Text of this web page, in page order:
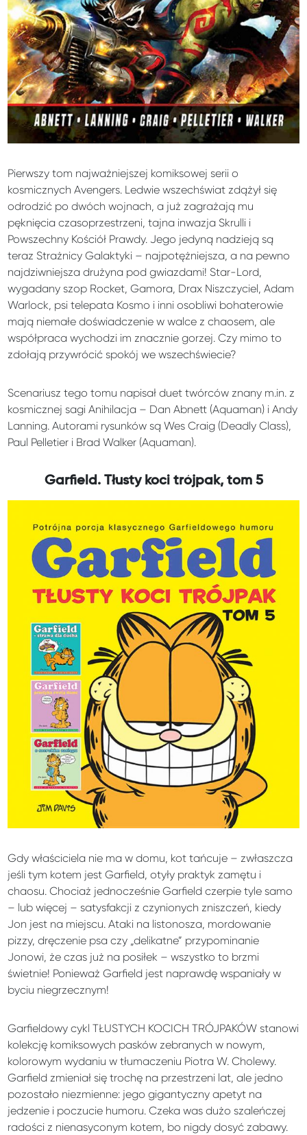
Pierwszy tom najważniejszej komiksowej serii o
kosmicznych Avengers. Ledwie wszechświat zdążył się
odrodzić po dwóch wojnach, a już zagrażają mu
pęknięcia czasoprzestrzeni, tajna inwazja Skrulli i
Powszechny Kościół Prawdy. Jego jedyną nadzieją są
teraz Strażnicy Galaktyki – najpotężniejsza, a na pewno
najdziwniejsza drużyna pod gwiazdami! Star-Lord,
wygadany szop Rocket, Gamora, Drax Niszczyciel, Adam
Warlock, psi telepata Kosmo i inni osobliwi bohaterowie
mają niemałe doświadczenie w walce z chaosem, ale
współpraca wychodzi im znacznie gorzej. Czy mimo to
zdołają przywrócić spokój we wszechświecie?
Scenariusz tego tomu napisał duet twórców znany m.in. z
kosmicznej sagi Anihilacja – Dan Abnett (Aquaman) i Andy
Lanning. Autorami rysunków są Wes Craig (Deadly Class),
Paul Pelletier i Brad Walker (Aquaman).
Garfield. Tłusty koci trójpak, tom 5
Gdy właściciela nie ma w domu, kot tańcuje – zwłaszcza
jeśli tym kotem jest Garfield, otyły praktyk zamętu i
chaosu. Chociaż jednocześnie Garfield czerpie tyle samo
– lub więcej – satysfakcji z czynionych zniszczeń, kiedy
Jon jest na miejscu. Ataki na listonosza, mordowanie
pizzy, dręczenie psa czy „delikatne” przypominanie
Jonowi, że czas już na posiłek – wszystko to brzmi
świetnie! Ponieważ Garfield jest naprawdę wspaniały w
byciu niegrzecznym!
Garfieldowy cykl TŁUSTYCH KOCICH TRÓJPAKÓW stanowi
kolekcję komiksowych pasków zebranych w nowym,
kolorowym wydaniu w tłumaczeniu Piotra W. Cholewy.
Garfield zmieniał się trochę na przestrzeni lat, ale jedno
pozostało niezmienne: jego gigantyczny apetyt na
jedzenie i poczucie humoru. Czeka was dużo szaleńczej
radości z nienasyconym kotem, bo nigdy dosyć zabawy.